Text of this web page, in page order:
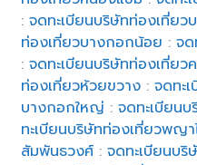
:จดทะเบียนบริษัทท่องเที่ยว
ท่องเที่ยวบางกอกน้อย :จ
:จดทะเบียนบริษัทท่องเที่ยว
ท่องเที่ยวห้วยขวาง :จดทะ
บางกอกใหญ่ :จดทะเบียน
ทะเบียนบริษัทท่องเที่ยวพญา
สัมพันธวงศ์ :จดทะเบียนบริ